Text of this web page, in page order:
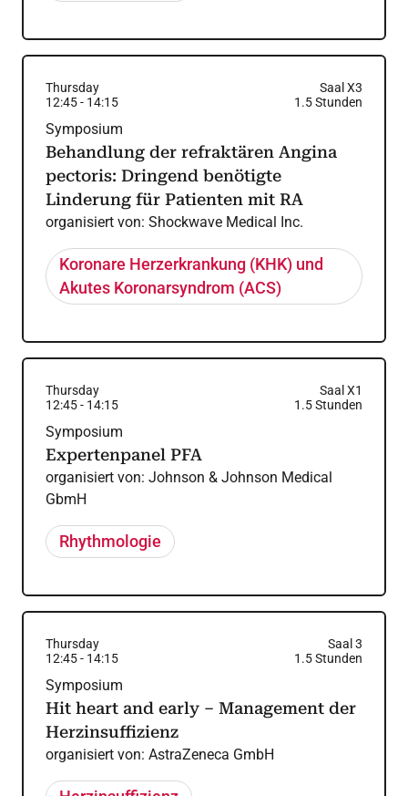
Thursday
Saal X3
12:45- 14:15 1.5Stunden
Symposium
Behandlung der refraktären Angina
pectoris: Dringend benötigte
Linderung für Patienten mit RA
organisiert von: Shockwave Medical Inc.
Koronare Herzerkrankung (KHK) und
Akutes Koronarsyndrom (ACS)
Thursday
Saal X1
12:45- 14:15 1.5Stunden
Symposium
Expertenpanel PFA
organisiert von: Johnson & Johnson Medical
GbmH
Rhythmologie
Thursday
Saal 3
12:45- 14:15 1.5Stunden
Symposium
Hit heart and early – Management der
Herzinsuffizienz
organisiert von: AstraZeneca GmbH